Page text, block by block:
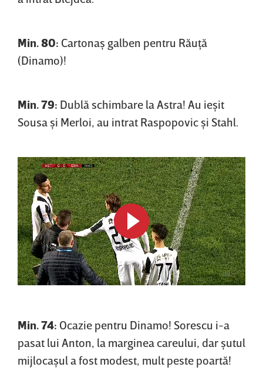
Min. 80: Cartonaş galben pentru Răuţă
(Dinamo)!
Min. 79: Dublă schimbare la Astra! Au ieşit
Sousa şi Merloi, au intrat Raspopovic şi Stahl.
Min. 74: Ocazie pentru Dinamo! Sorescu i-a
pasat lui Anton, la marginea careului, dar şutul
mijlocaşul a fost modest, mult peste poartă!